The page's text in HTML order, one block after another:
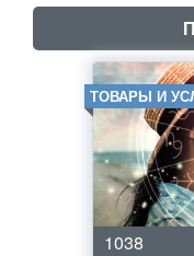
ТОВАРЫ И
1038